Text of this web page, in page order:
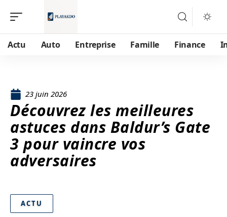
Actu Auto Entreprise Famille Finance
23 juin 2026
Découvrez les meilleures
astuces dans Baldur’s Gate
3 pour vaincre vos
adversaires
ACTU